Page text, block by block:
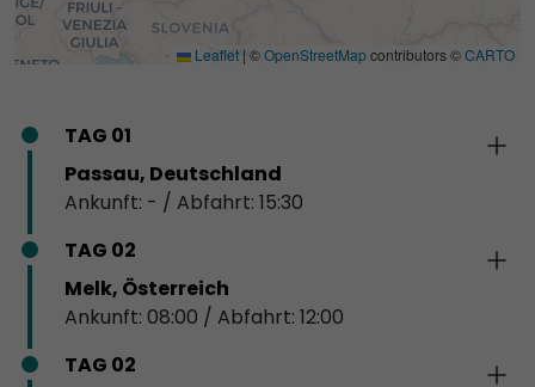
Leaflet | ©OpenStreetMapcontributors ©CARTO
TAG 01
Passau, Deutschland
Ankunft: - / Abfahrt: 15:30
TAG 02
Melk, Österreich
Ankunft: 08:00 / Abfahrt: 12:00
TAG 02